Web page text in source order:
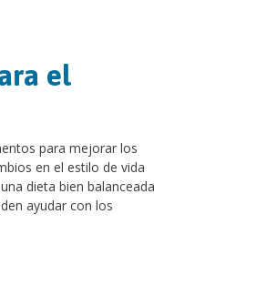
el
para mejorar los
en el estilo de vida
dieta bien balanceada
ayudar con los